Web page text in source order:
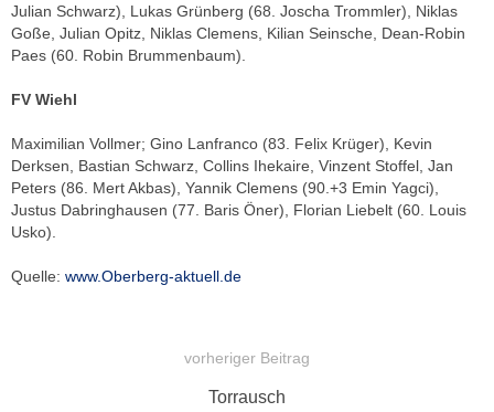
Julian Schwarz), Lukas Grünberg (68. Joscha Trommler), Niklas
Goße, Julian Opitz, Niklas Clemens, Kilian Seinsche, Dean-Robin
Paes (60. Robin Brummenbaum).
FV Wiehl
Maximilian Vollmer; Gino Lanfranco (83. Felix Krüger), Kevin
Derksen, Bastian Schwarz, Collins Ihekaire, Vinzent Stoffel, Jan
Peters (86. Mert Akbas), Yannik Clemens (90.+3 Emin Yagci),
Justus Dabringhausen (77. Baris Öner), Florian Liebelt (60. Louis
Usko).
Quelle: www.Oberberg-aktuell.de
vorheriger Beitrag
Vorheriger
Torrausch